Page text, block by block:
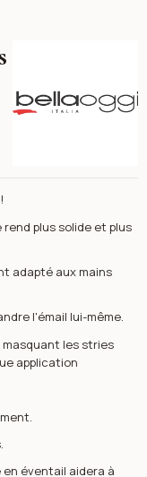
plus solide et plus
adapté aux mains
l'émail lui-même.
les stries
application
éventail aidera à